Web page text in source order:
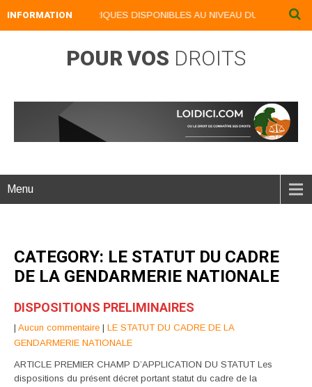
INFORMATION
NOS LIVRES NUMERIQUES DISPONIBLES AU NIVEAU DU MENU
POUR VOS DROITS
Menu
CATEGORY: LE STATUT DU CADRE
DE LA GENDARMERIE NATIONALE
DISPOSITIONS PRELIMINAIRES
| Aucun commentaire | LE STATUT DU CADRE DE LA
GENDARMERIE NATIONALE
ARTICLE PREMIER CHAMP D’APPLICATION DU STATUT Les
dispositions du présent décret portant statut du cadre de la